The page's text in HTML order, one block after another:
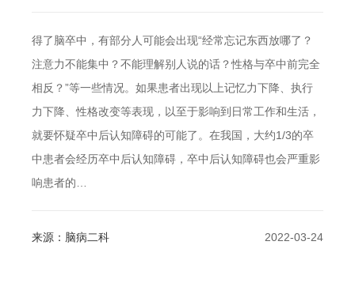
得了脑卒中，有部分人可能会出现“经常忘记东西放哪了？
注意力不能集中？不能理解别人说的话？性格与卒中前完全
相反？”等一些情况。如果患者出现以上记忆力下降、执行
力下降、性格改变等表现，以至于影响到日常工作和生活，
就要怀疑卒中后认知障碍的可能了。在我国，大约1/3的卒
中患者会经历卒中后认知障碍，卒中后认知障碍也会严重影
响患者的…
2022-03-24
来源：脑病二科